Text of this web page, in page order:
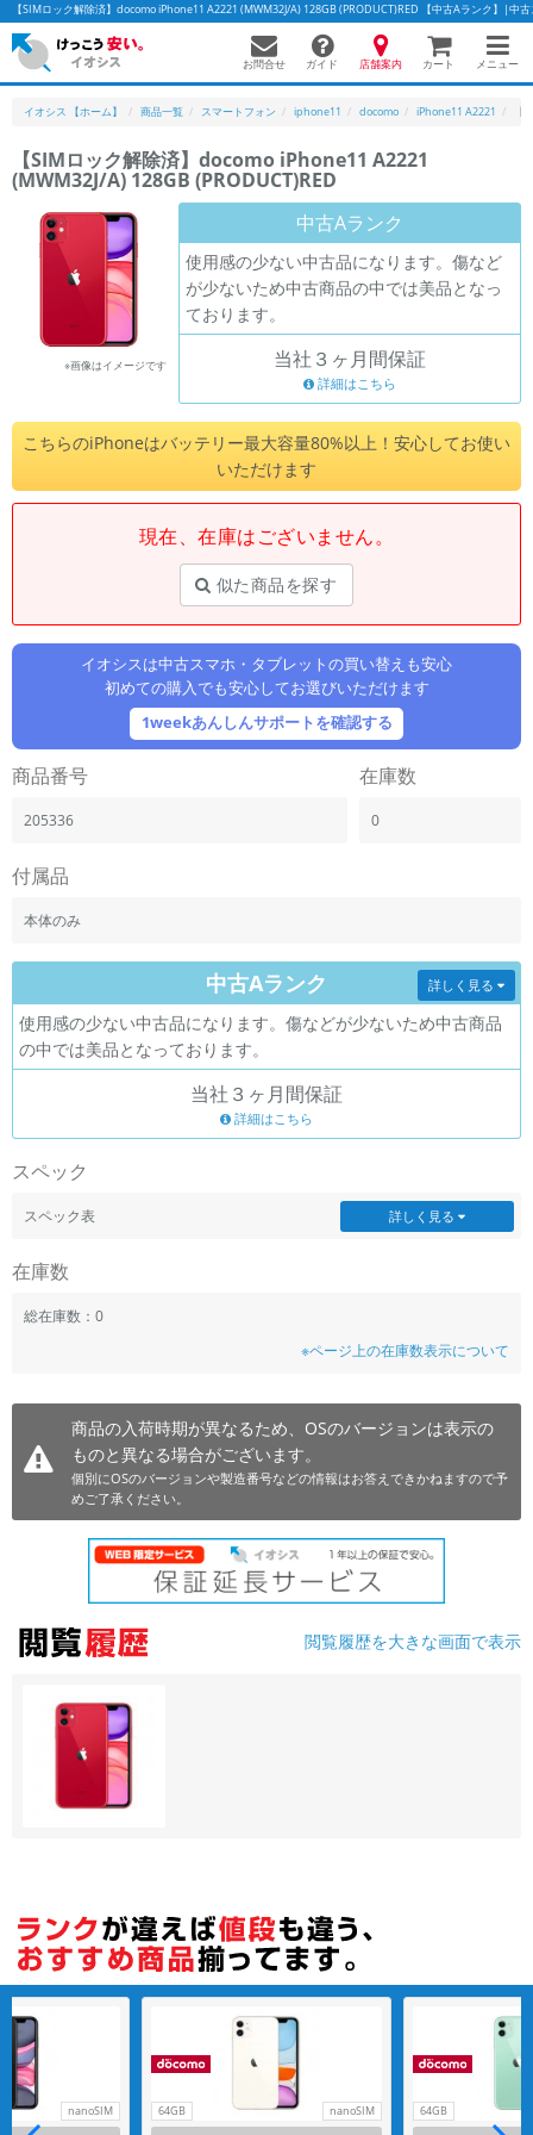
【SIMロック解除済】docomo iPhone11 A2221 (MWM32J/A) 128GB (PRODUCT)RED 【中古Aランク】|中
お問合せ ガイド 店舗案内 カート メニュー
イオシス 【ホーム】 商品一覧 スマートフォン iphone11 docomo iPhone11 A2221 【
【SIMロック解除済】docomo iPhone11 A2221
(MWM32J/A) 128GB (PRODUCT)RED
※画像はイメージです
中古Aランク
使用感の少ない中古品になります。傷など
が少ないため中古商品の中では美品となっ
ております。
当社３ヶ月間保証
詳細はこちら
こちらのiPhoneはバッテリー最大容量80%以上！安心してお使い
いただけます
現在、在庫はございません。
似た商品を探す
イオシスは中古スマホ・タブレットの買い替えも安心
初めての購入でも安心してお選びいただけます
1weekあんしんサポートを確認する
商品番号
205336
在庫数
0
付属品
本体のみ
中古Aランク
使用感の少ない中古品になります。傷などが少ないため中古商品
の中では美品となっております。
詳しく見る
当社３ヶ月間保証
詳細はこちら
スペック
スペック表 詳しく見る
在庫数
総在庫数：0
※ページ上の在庫数表示について
商品の入荷時期が異なるため、OSのバージョンは表示の
ものと異なる場合がございます。
個別にOSのバージョンや製造番号などの情報はお答えできかねますので予
めご了承ください。
閲覧履歴を大きな画面で表示
nanoSIM 64GB nanoSIM 64GB
かんたんパソコン検索に切り替える
フリーワード
除外ワード
人気の検索ワード：Let's note
「スマートフォン」「タブレット」など
シリーズ
「iPhone」「Xperia」「Galaxy」など
「Apple」「SONY」「SHARP」など
機能・特徴
商品の搭載機能による絞り込み
「5G対応」「防水」「ワンセグ」など
ドライブ
ドライブの絞り込み
ランク
「新品」「未使用」「中古」など
CPU
OSの絞り込み
メモリ
年 月 まで
各項目のチェックボックスは「or検索」となります。
ただし機能別のみ「and検索」となります。